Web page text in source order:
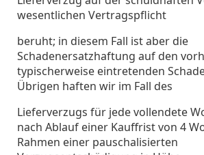
wesentlichen Vertragspflicht
beruht; in diesem Fall ist aber die
Schadenersatzhaftung auf den
typischerweise eintretenden
Übrigen haften wir im Fall des
Lieferverzugs für jede vollendete
nach Ablauf einer Kauffrist von 4
Rahmen einer pauschalisierten